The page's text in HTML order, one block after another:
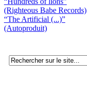
(Righteous Babe Records)
“The Artificial (...)”
(Autoproduit)